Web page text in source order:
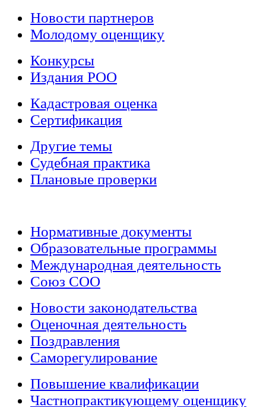
Новости партнеров
Молодому оценщику
Конкурсы
Издания РОО
Кадастровая оценка
Сертификация
Другие темы
Судебная практика
Плановые проверки
Нормативные документы
Образовательные программы
Международная деятельность
Союз СОО
Новости законодательства
Оценочная деятельность
Поздравления
Саморегулирование
Повышение квалификации
Частнопрактикующему оценщику